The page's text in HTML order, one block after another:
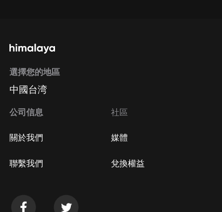
選擇您的地區
中國台湾
公司信息
關於我們
聯繫我們
社區
媒體
兌換權益